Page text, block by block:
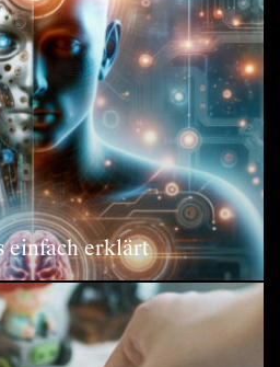
einfach erklärt